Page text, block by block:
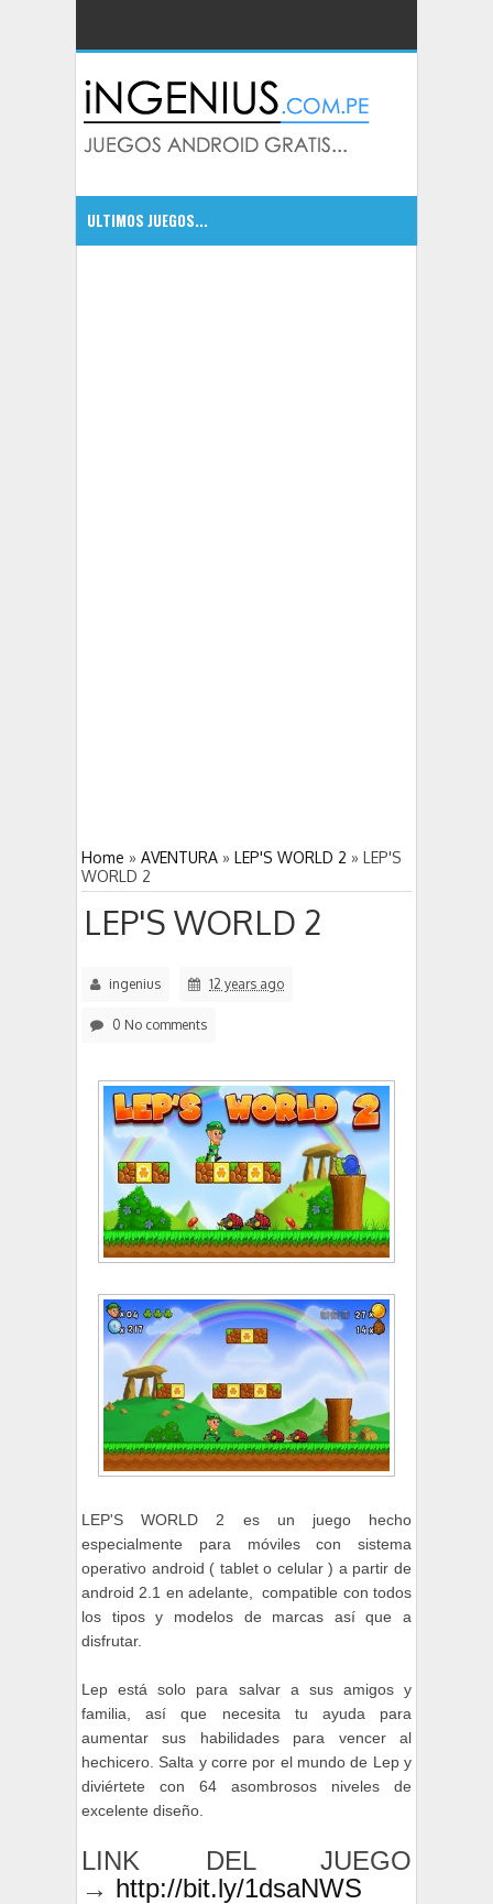
ULTIMOS JUEGOS...
Home » AVENTURA » LEP'S WORLD 2 » LEP'S
WORLD 2
LEP'S WORLD 2
ingenius 12 years ago
0 No comments
LEP'S WORLD 2 es un juego hecho
especialmente para móviles con sistema
operativo android ( tablet o celular ) a partir de
android 2.1 en adelante, compatible con todos
los tipos y modelos de marcas así que a
disfrutar.
Lep está solo para salvar a sus amigos y
familia, así que necesita tu ayuda para
aumentar sus habilidades para vencer al
hechicero. Salta y corre por el mundo de Lep y
diviértete con 64 asombrosos niveles de
excelente diseño.
LINK DEL JUEGO
→ http://bit.ly/1dsaNWS